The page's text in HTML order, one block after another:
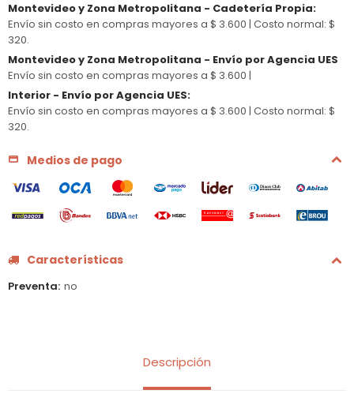
Montevideo y Zona Metropolitana - Cadetería Propia:
Envío sin costo en compras mayores a $ 3.600 | Costo normal: $
320.
Montevideo y Zona Metropolitana - Envío por Agencia UES
Envío sin costo en compras mayores a $ 3.600 |
Interior - Envío por Agencia UES:
Envío sin costo en compras mayores a $ 3.600 | Costo normal: $
320.
Medios de pago
Características
Preventa no
Descripción